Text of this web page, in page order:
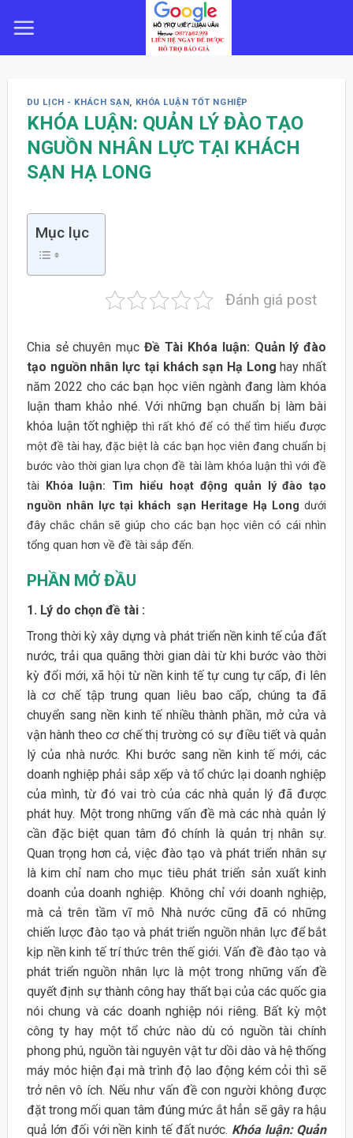
DU LỊCH - KHÁCH SẠN, KHÓA LUẬN TỐT NGHIỆP
KHÓA LUẬN: QUẢN LÝ ĐÀO TẠO
NGUỒN NHÂN LỰC TẠI KHÁCH
SẠN HẠ LONG
Mục lục
Đánh giá post
Chia sẻ chuyên mụcĐề Tài Khóa luận: Quản lý đào
tạo nguồn nhân lực tại khách sạn Hạ Long hay nhất
năm 2022 cho các bạn học viên ngành đang làm khóa
luận tham khảo nhé. Với những bạn chuẩn bị làm bài
khóa luận tốt nghiệp thì rất khó để có thể tìm hiểu được
một đề tài hay, đặc biệt là các bạn học viên đang chuẩn bị
bước vào thời gian lựa chọn đề tài làm khóa luận thì với đề
tài
Khóa luận: Tìm hiểu hoạt động quản lý đào tạo
nguồn nhân lực tại khách sạn Heritage Hạ Long dưới
đây chắc chắn sẽ giúp cho các bạn học viên có cái nhìn
tổng quan hơn về đề tài sắp đến.
PHẦN MỞ ĐẦU
1. Lý do chọn đề tài :
Trong thời kỳ xây dựng và phát triển nền kinh tế của đất
nước, trải qua quãng thời gian dài từ khi bước vào thời
kỳ đổi mới, xã hội từ nền kinh tế tự cung tự cấp, đi lên
là cơ chế tập trung quan liêu bao cấp, chúng ta đã
chuyển sang nền kinh tế nhiều thành phần, mở cửa và
vận hành theo cơ chế thị trường có sự điều tiết và quản
lý của nhà nước. Khi bước sang nền kinh tế mới, các
doanh nghiệp phải sắp xếp và tổ chức lại doanh nghiệp
của mình, từ đó vai trò của các nhà quản lý đã được
phát huy. Một trong những vấn đề mà các nhà quản lý
cần đặc biệt quan tâm đó chính là quản trị nhân sự.
Quan trọng hơn cả, việc đào tạo và phát triển nhân sự
là kim chỉ nam cho mục tiêu phát triển sản xuất kinh
doanh của doanh nghiệp. Không chỉ với doanh nghiệp,
mà cả trên tầm vĩ mô Nhà nước cũng đã có những
chiến lược đào tạo và phát triển nguồn nhân lực để bắt
kịp nền kinh tế trí thức trên thế giới. Vấn đề đào tạo và
phát triển nguồn nhân lực là một trong những vấn đề
quyết định sự thành công hay thất bại của các quốc gia
nói chung và các doanh nghiệp nói riêng. Bất kỳ một
công ty hay một tổ chức nào dù có nguồn tài chính
phong phú, nguồn tài nguyên vật tư dồi dào và hệ thống
máy móc hiện đại mà trình độ lao động kém cỏi thì sẽ
trở nên vô ích. Nếu như vấn đề con người không được
đặt trong mối quan tâm đúng mức ắt hẳn sẽ gây ra hậu
quả lớn đối với nền kinh tế đất nước. Khóa luận: Quản